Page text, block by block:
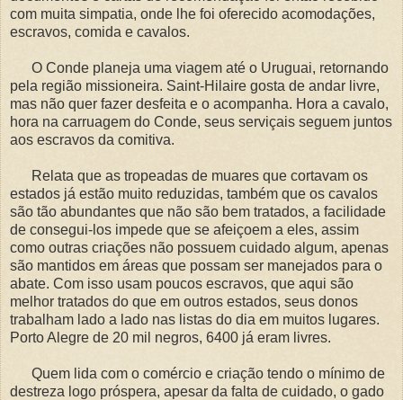
com muita simpatia, onde lhe foi oferecido acomodações,
escravos, comida e cavalos.
O Conde planeja uma viagem até o Uruguai, retornando
pela região missioneira. Saint-Hilaire gosta de andar livre,
mas não quer fazer desfeita e o acompanha. Hora a cavalo,
hora na carruagem do Conde, seus serviçais seguem juntos
aos escravos da comitiva.
Relata que as tropeadas de muares que cortavam os
estados já estão muito reduzidas, também que os cavalos
são tão abundantes que não são bem tratados, a facilidade
de consegui-los impede que se afeiçoem a eles, assim
como outras criações não possuem cuidado algum, apenas
são mantidos em áreas que possam ser manejados para o
abate. Com isso usam poucos escravos, que aqui são
melhor tratados do que em outros estados, seus donos
trabalham lado a lado nas listas do dia em muitos lugares.
Porto Alegre de 20 mil negros, 6400 já eram livres.
Quem lida com o comércio e criação tendo o mínimo de
destreza logo próspera, apesar da falta de cuidado, o gado